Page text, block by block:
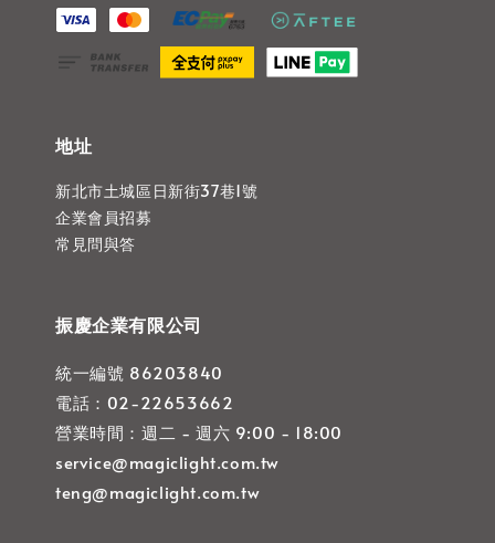
地址
新北市土城區日新街37巷1號
企業會員招募
常見問與答
振慶企業有限公司
統一編號 86203840
電話：02-22653662
營業時間：週二 - 週六 9:00 - 18:00
service@magiclight.com.tw
teng@magiclight.com.tw